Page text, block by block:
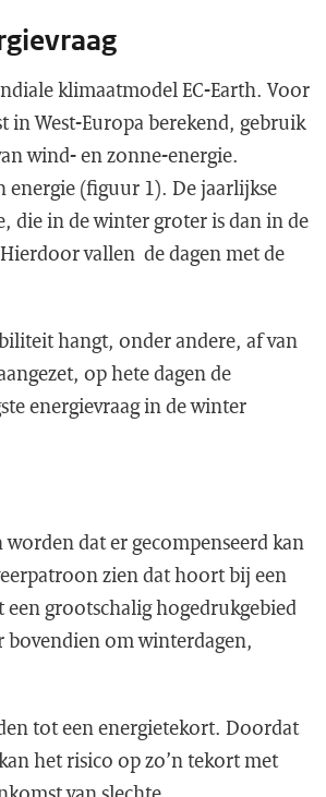
klimaatmodel EC-Earth. Voor
in West-Europa berekend, gebruik
wind- en zonne-energie.
energie (figuur 1). De jaarlijkse
die in de winter groter is dan in de
vallen de dagen met de
hangt, onder andere, af van
op hete dagen de
energievraag in de winter
dat er gecompenseerd kan
zien dat hoort bij een
grootschalig hogedrukgebied
bovendien om winterdagen,
tot een energietekort. Doordat
het risico op zo’n tekort met